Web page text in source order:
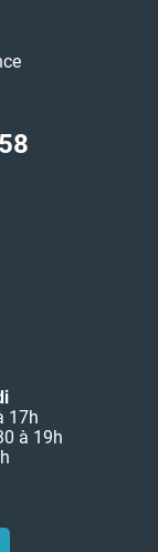
17h
à 19h